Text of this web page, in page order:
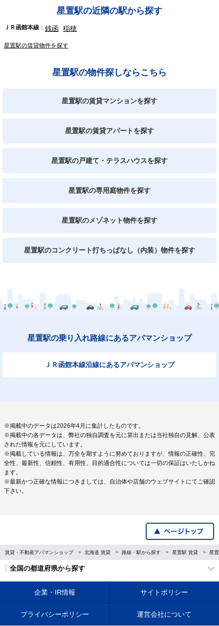
星置駅の近隣の駅から探す
ＪＲ函館本線 銭函 稲穂
星置駅の賃貸物件を探す
星置駅の物件探しならこちら
星置駅の賃貸マンションを探す
星置駅の賃貸アパートを探す
星置駅の戸建て・テラスハウスを探す
星置駅の専用庭物件を探す
星置駅のメゾネット物件を探す
星置駅のコンクリート打ちっぱなし（内装）物件を探す
星置駅の乗り入れ路線にあるアパマンショップ
ＪＲ函館本線沿線にあるアパマンショップ
※掲載中のデータは2026年4月に集計したものです。
※掲載中の各データは、弊社の独自調査を元に算出または当社独自の見解、公表
された情報を元にしています。
※掲載している情報は、万全を期すように努めておりますが、情報の正確性、完
全性、最新性、信頼性、有用性、目的適合性については一切の保証はいたしかね
ます。
※最新かつ正確な情報につきましては、自治体や店舗のウェブサイトにてご確認
下さい。
賃貸・不動産アパマンショップ 北海道 賃貸 路線・駅から探す 星置駅 賃貸 星
全国の都道府県から探す
企業・IR情報 サイトポリシー
プライバシーポリシー 運営会社について